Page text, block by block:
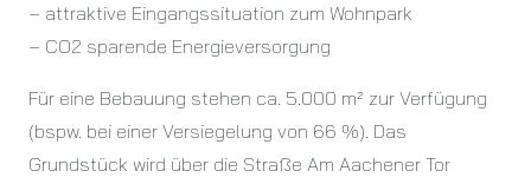
– attraktive Eingangssituation zum Wohnpark
– CO2 sparende Energieversorgung
Für eine Bebauung stehen ca. 5.000 m² zur Verfügung
(bspw. bei einer Versiegelung von 66 %). Das
Grundstück wird über die Straße Am Aachener Tor